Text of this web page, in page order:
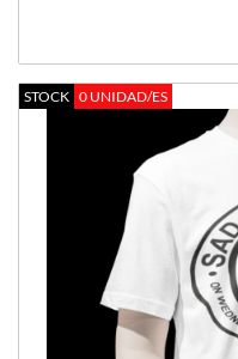
STOCK 0 UNIDAD/ES